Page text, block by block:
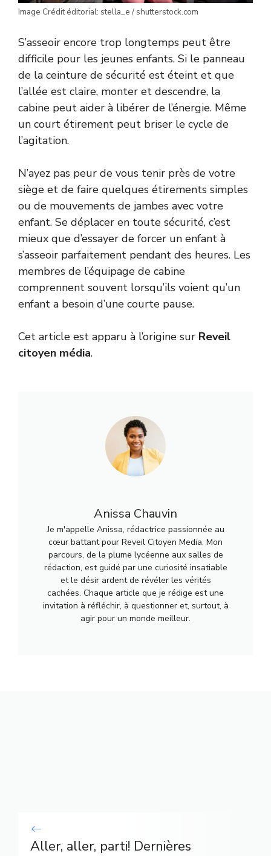
Image Crédit éditorial: stella_e / shutterstock.com
S’asseoir encore trop longtemps peut être
difficile pour les jeunes enfants. Si le panneau
de la ceinture de sécurité est éteint et que
l’allée est claire, monter et descendre, la
cabine peut aider à libérer de l’énergie. Même
un court étirement peut briser le cycle de
l’agitation.
N’ayez pas peur de vous tenir près de votre
siège et de faire quelques étirements simples
ou de mouvements de jambes avec votre
enfant. Se déplacer en toute sécurité, c’est
mieux que d’essayer de forcer un enfant à
s’asseoir parfaitement pendant des heures. Les
membres de l’équipage de cabine
comprennent souvent lorsqu’ils voient qu’un
enfant a besoin d’une courte pause.
Cet article est apparu à l’origine sur Reveil
citoyen média.
Anissa Chauvin
Je m'appelle Anissa, rédactrice passionnée au
cœur battant pour Reveil Citoyen Media. Mon
parcours, de la plume lycéenne aux salles de
rédaction, est guidé par une curiosité insatiable
et le désir ardent de révéler les vérités
cachées. Chaque article que je rédige est une
invitation à réfléchir, à questionner et, surtout, à
agir pour un monde meilleur.
Aller, aller, parti! Dernières